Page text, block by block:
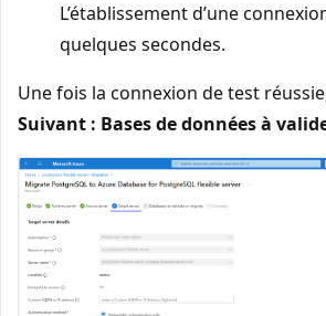
L’établissement d’une
quelques secondes.
Une fois la connexion de test
Suivant : Bases de données à